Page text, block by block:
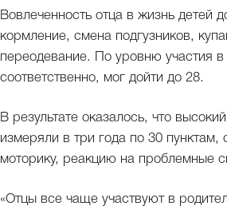
Вовлеченность отца в жизнь детей
кормление, смена подгузников,
переодевание. По уровню участия
соответственно, мог дойти до 28.
В результате оказалось, что
измеряли в три года по 30
моторику, реакцию на проблемные
«Отцы все чаще участвуют в